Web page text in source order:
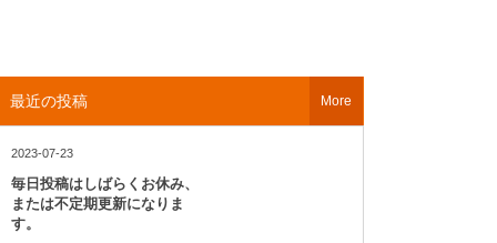
最近の投稿
2023-07-23
毎日投稿はしばらくお休み、
または不定期更新になりま
す。
More